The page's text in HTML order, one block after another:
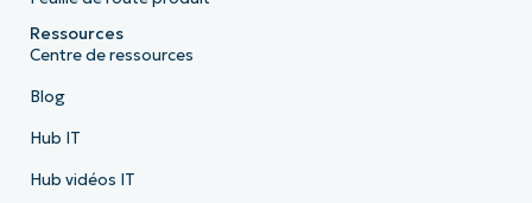
Ressources
Centre de ressources
Blog
Hub IT
Hub vidéos IT